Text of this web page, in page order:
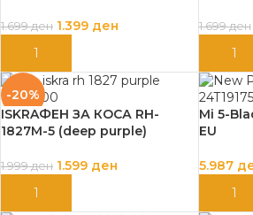
1.699ден 1.399 ден
ДОДАЈ ВО КОШНИЦА
1.699ден
-20%
ISKRAФЕН ЗА КОСА RH-
1827M-5 (deep purple)
1.999ден 1.599 ден
ДОДАЈ ВО КОШНИЦА
Mi 5-
EU
5.987